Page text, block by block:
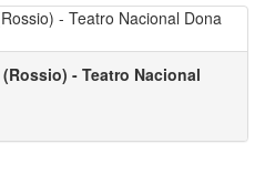
- Teatro Nacional